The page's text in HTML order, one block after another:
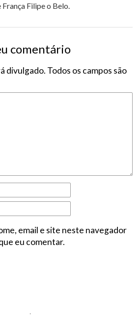
Filipe o Belo.
comentário
divulgado. Todos os campos são
email e site neste navegador
eu comentar.
.